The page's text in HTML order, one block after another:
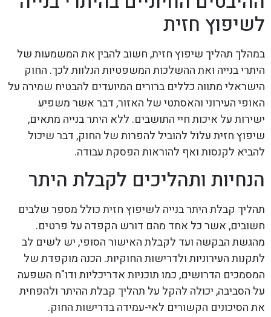
לשיפוץ חזית
במהלך תהליך שיפוץ חזית, חשוב להבין את המשמעות של
היתרי בנייה ואת ההשלכות המשפטיות הנלוות לכך. החוק
הישראלי מתווה כללים ברורים המיועדים להבטיח שמירה על
האופי העירוני והאסתטי של האזור, דבר אשר משפיע
ישירות על איכות חיי התושבים. ללא היתר בנייה מתאים,
שיפוץ חזית עלול להוביל להפרות של החוק, דבר שיכול
להביא לקנסות ואף להוראות הפסקת עבודה.
הנחיות ותהליכים לקבלת היתר
תהליך קבלת היתר בנייה לשיפוץ חזית כולל מספר שלבים
חשובים, אשר כל אחד מהם דורש הקפדה על פרטים.
מהגשת הבקשה ועד לקבלת האישור הסופי, יש לשים לב
לתקנות העירוניות ולדרישות החוקיות. הכנה מוקפדת של
המסמכים הדרושים, כמו תוכניות אדריכליות ודו"ח השפעה
על הסביבה, יכולה להקל על תהליך קבלת ההיתר ולהפחית
את הסיכונים הקשורים לאי-עמידה בדרישות החוק.